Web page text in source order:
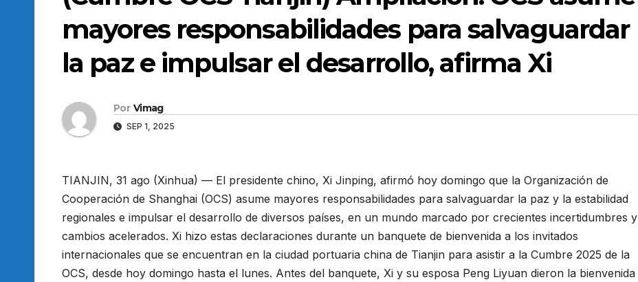
mayores responsabilidades para salvaguardar
la paz e impulsar el desarrollo, afirma Xi
Por Vimag
SEP 1, 2025
TIANJIN, 31 ago (Xinhua) — El presidente chino, Xi Jinping, afirmó hoy domingo que la Organización de
Cooperación de Shanghai (OCS) asume mayores responsabilidades para salvaguardar la paz y la estabilidad
regionales e impulsar el desarrollo de diversos países, en un mundo marcado por crecientes incertidumbres y
cambios acelerados. Xi hizo estas declaraciones durante un banquete de bienvenida a los invitados
internacionales que se encuentran en la ciudad portuaria china de Tianjin para asistir a la Cumbre 2025 de la
OCS, desde hoy domingo hasta el lunes. Antes del banquete, Xi y su esposa Peng Liyuan dieron la bienvenida